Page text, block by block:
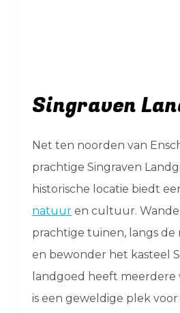
Singraven
Net ten noorden van
prachtige Singraven
historische locatie biedt
natuuren cultuur.
prachtige tuinen, langs de
en bewonder het kasteel
landgoed heeft
is een geweldige plek